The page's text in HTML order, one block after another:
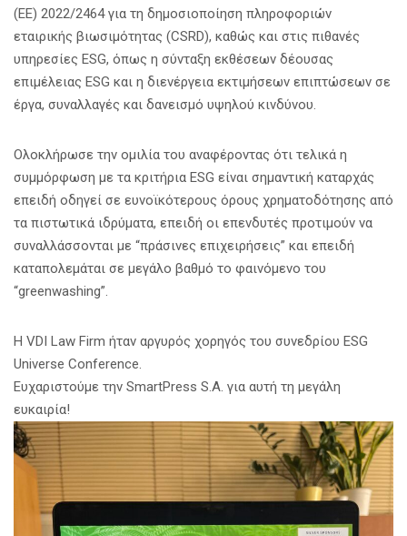
(ΕΕ) 2022/2464 για τη δημοσιοποίηση πληροφοριών
εταιρικής βιωσιμότητας (CSRD), καθώς και στις πιθανές
υπηρεσίες ESG, όπως η σύνταξη εκθέσεων δέουσας
επιμέλειας ESG και η διενέργεια εκτιμήσεων επιπτώσεων σε
έργα, συναλλαγές και δανεισμό υψηλού κινδύνου.
Ολοκλήρωσε την ομιλία του αναφέροντας ότι τελικά η
συμμόρφωση με τα κριτήρια ESG είναι σημαντική καταρχάς
επειδή οδηγεί σε ευνοϊκότερους όρους χρηματοδότησης από
τα πιστωτικά ιδρύματα, επειδή οι επενδυτές προτιμούν να
συναλλάσσονται με “πράσινες επιχειρήσεις” και επειδή
καταπολεμάται σε μεγάλο βαθμό το φαινόμενο του
“greenwashing”.
Η VDI Law Firm ήταν αργυρός χορηγός του συνεδρίου ESG
Universe Conference.
Ευχαριστούμε την SmartPress S.A. για αυτή τη μεγάλη
ευκαιρία!